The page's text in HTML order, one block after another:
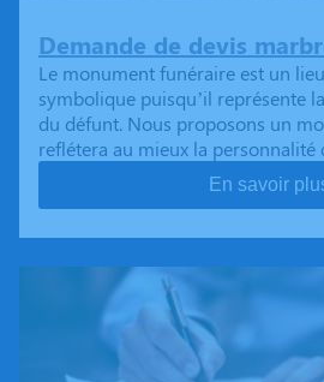
Demande de devis
Le monument funéraire est un
symbolique puisqu’il représente
du défunt. Nous proposons un
reflétera au mieux la personnalité
En savoir